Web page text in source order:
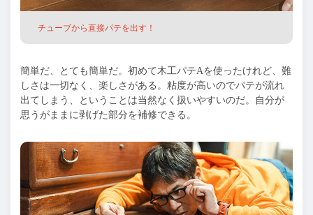
チューブから直接パテを出す！
簡単だ、とても簡単だ。初めて木工パテAを使ったけれど、難
しさは一切なく、楽しさがある。粘度が高いのでパテが流れ
出てしまう、ということは当然なく扱いやすいのだ。自分が
思うがままに剥げた部分を補修できる。